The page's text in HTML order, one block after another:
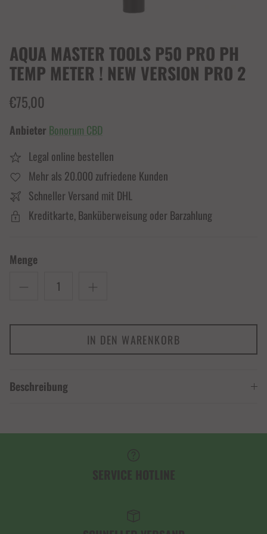
AQUA MASTER TOOLS P50 PRO PH
TEMP METER ! NEW VERSION PRO 2
€75,00
Anbieter Bonorum CBD
Legal online bestellen
Mehr als 20.000 zufriedene Kunden
Schneller Versand mit DHL
Kreditkarte, Banküberweisung oder Barzahlung
Menge
IN DEN WARENKORB
Beschreibung
SERVICE HOTLINE